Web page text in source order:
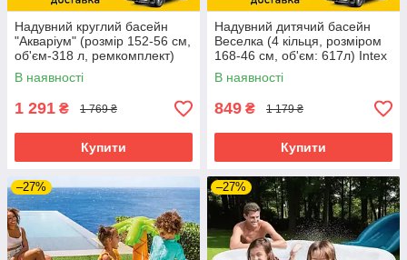
Надувний круглий басейн
"Акваріум" (розмір 152-56 см,
об'єм-318 л, ремкомплект)
Intex 58480
В наявності
1 291 ₴ 1 769 ₴
Купити
Надувний дитячий басейн
Веселка (4 кільця, розміром
168-46 см, об'єм: 617л) Intex
56441
В наявності
849 ₴ 1 179 ₴
Купити
–27% –27%